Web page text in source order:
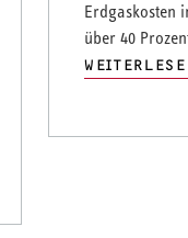
Erdgaskosten
über 40